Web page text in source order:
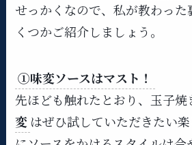
せっかくなので、私が教わっ
くつかご紹介しましょう。
①味変ソースはマスト！
先ほども触れたとおり、玉子焼
変 はぜひ試していただきたい